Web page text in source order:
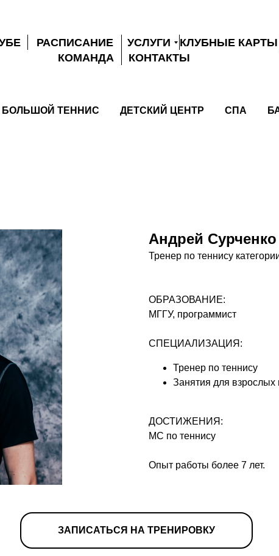
РАСПИСАНИЕ УСЛУГИ
КЛУБНЫЕ КАРТЫ
КОМАНДА
КОНТАКТЫ
БОЛЬШОЙ ТЕННИС ДЕТСКИЙ ЦЕНТР СПА
Андрей Сурченко
Тренер по теннису
ОБРАЗОВАНИЕ:
МГГУ, программист
СПЕЦИАЛИЗАЦИЯ:
Тренер по теннису
Занятия для взрослых
ДОСТИЖЕНИЯ:
МС по теннису
Опыт работы более 7 лет.
ЗАПИСАТЬСЯ НА ТРЕНИРОВКУ